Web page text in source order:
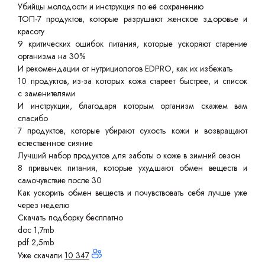
Убийцы молодости и инструкция по её сохранению
ТОП-7 продуктов, которые разрушают женское здоровье и
красоту
9 критических ошибок питания, которые ускоряют старение
организма на 30%
И рекомендации от нутрициологов EDPRO, как их избежать
10 продуктов, из-за которых кожа стареет быстрее, и список
с заменителями
И инструкции, благодаря которым организм скажем вам
спасибо
7 продуктов, которые убирают сухость кожи и возвращают
естественное сияние
Лучший набор продуктов для заботы о коже в зимний сезон
8 привычек питания, которые ухудшают обмен веществ и
самочувствие после 30
Как ускорить обмен веществ и почувствовать себя лучше уже
через неделю
Скачать подборку бесплатно
doc 1,7mb
pdf 2,5mb
Уже скачали 10 347